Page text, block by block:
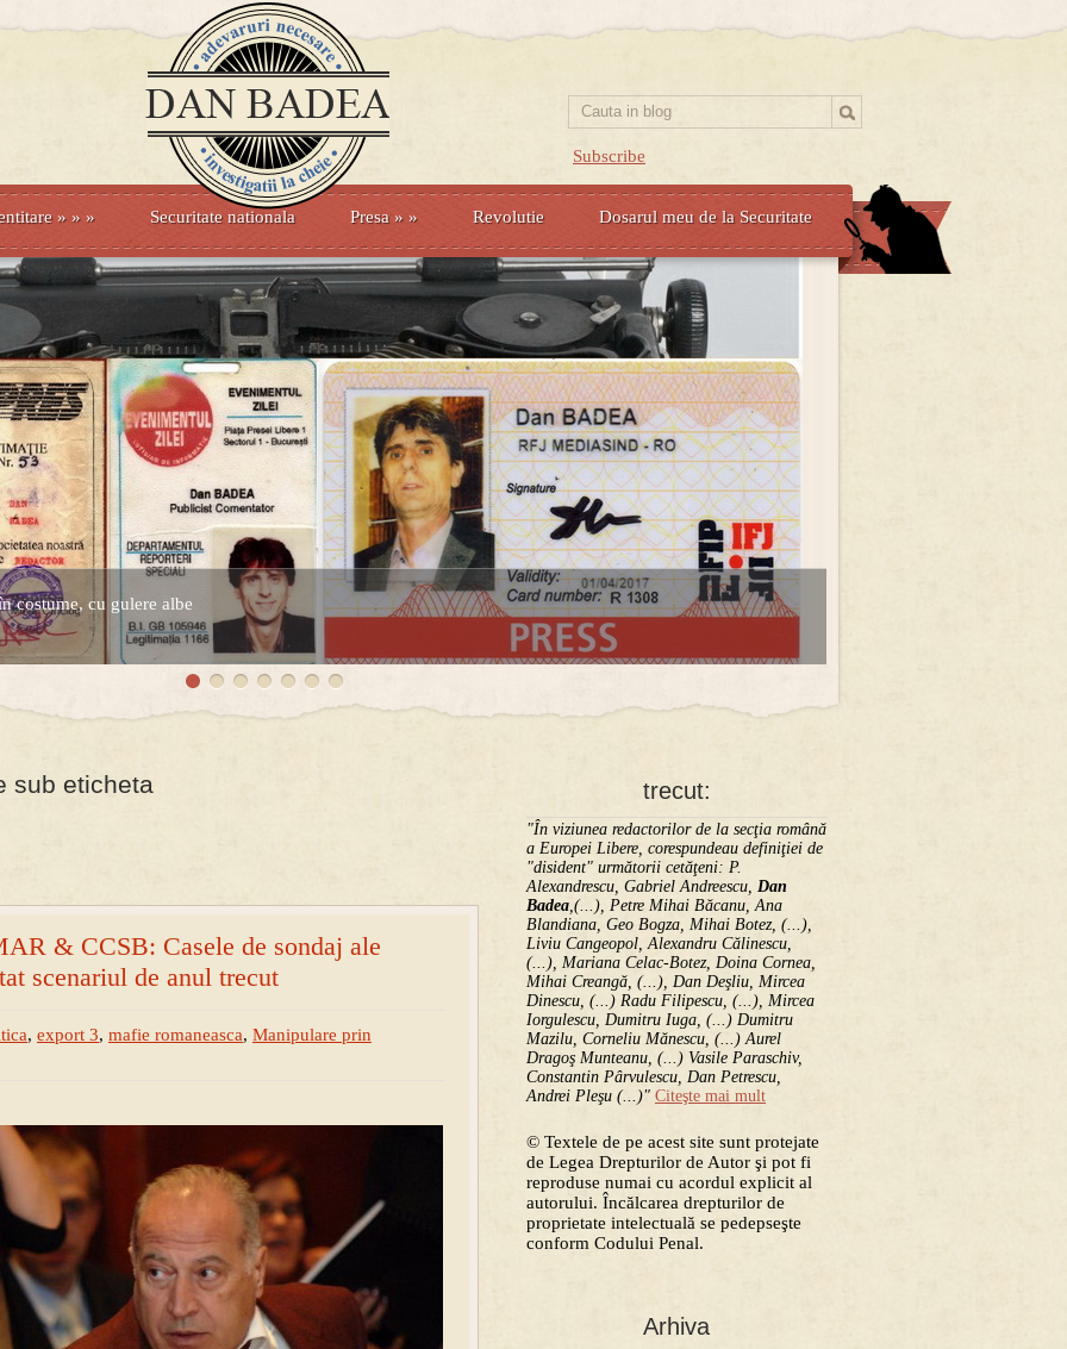
Subscribe
» » » Securitate nationala Presa » » Revolutie Dosarul meu de la Securitate
costume, cu gulere albe
controversatele conturi secrete ale Securitatii.
trecut:
"În viziunea redactorilor de la secţia română
a Europei Libere, corespundeau definiţiei de
"disident" următorii ce­tă­ţeni: P.
Alexandrescu, Gabriel Andreescu, Dan
Badea,(...), Petre Mihai Băcanu, Ana
Blandiana, Geo Bogza, Mihai Botez, (...),
Liviu Cangeopol, Alexandru Călinescu,
(...), Mariana Celac-Botez, Doina Cornea,
Mihai Creangă, (...), Dan Deşliu, Mircea
Dinescu, (...) Radu Filipescu, (...), Mircea
Iorgulescu, Dumitru Iuga, (...) Dumitru
Mazilu, Corneliu Mănescu, (...) Aurel
Dragoş Munteanu, (...) Vasile Paraschiv,
Constantin Pârvulescu, Dan Petrescu,
Andrei Pleşu (...)" Citeşte mai mult
© Textele de pe acest site sunt protejate
de Legea Drepturilor de Autor şi pot fi
reproduse numai cu acordul explicit al
autorului. Încălcarea drepturilor de
proprietate intelectuală se pedepseşte
conform Codului Penal.
Arhiva
sub eticheta
& CCSB: Casele de sondaj ale
scenariul de anul trecut
, export 3, mafie romaneasca, Manipulare prin